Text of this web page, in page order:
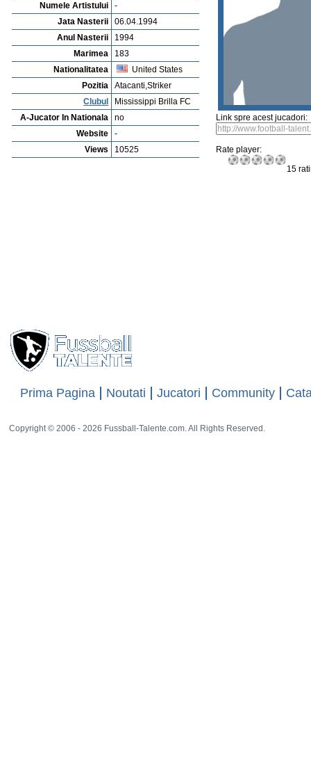
Numele Artistului
-
Jata Nasterii
06.04.1994
Anul Nasterii
1994
Marimea
183
Nationalitatea
United States
Pozitia
Atacanti,Striker
Clubul
Mississippi Brilla FC
A-Jucator In Nationala
no
Website
-
Views
10525
Link spre acest jucadori:
Rate player:
15
Prima Pagina Noutati Jucatori Community
Copyright © 2006 - 2026 Fussball-Talente.com. All Rights Reserved.